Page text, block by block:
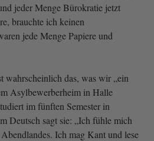
jeder Menge Bürokratie jetzt
brauchte ich keinen
jede Menge Papiere und
wahrscheinlich das, was wir „ein
Asylbewerberheim in Halle
im fünften Semester in
Deutsch sagt sie: „Ich fühle mich
Ich mag Kant und lese